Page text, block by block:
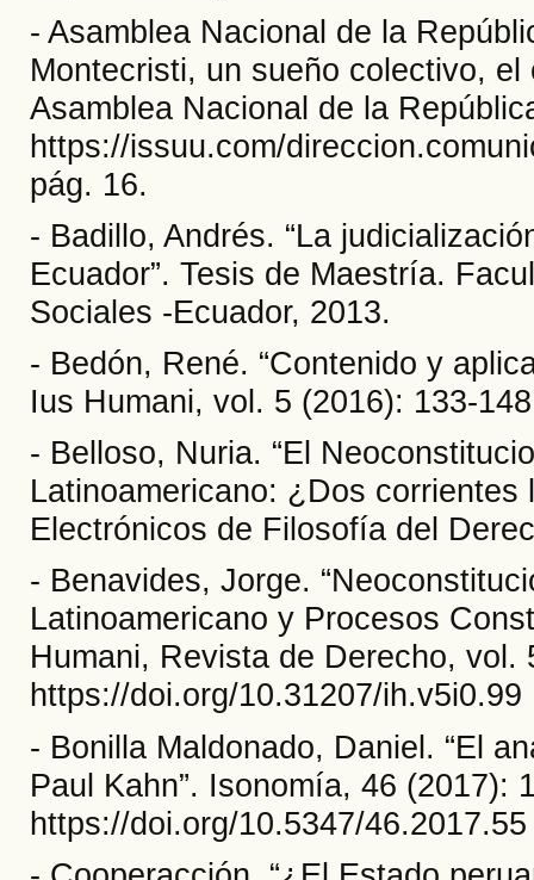
- Asamblea Nacional de la
Montecristi, un sueño colectivo,
Asamblea Nacional de la
https://issuu.com/
pág. 16.
- Badillo, Andrés. “La
Ecuador”. Tesis de Maestría.
Sociales -Ecuador, 2013.
- Bedón, René. “Contenido y
Ius Humani, vol. 5 (2016): 133-
- Belloso, Nuria. “El
Latinoamericano: ¿Dos corrientes
Electrónicos de Filosofía del
- Benavides, Jorge.
Latinoamericano y Procesos
Humani, Revista de Derecho, vol.
https://doi.org/10.31207/ih.v5i0.99
- Bonilla Maldonado, Daniel. “El
Paul Kahn”. Isonomía, 46 (2017):
https://doi.org/10.5347/46.2017.55